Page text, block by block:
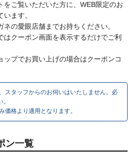
をご覧いただいた方に、WEB限定のお
ます。
の愛眼店舗までお持ちください。
クーポン画面を表示するだけでご利
プでお買い上げの場合はクーポンコ
スタッフからのお伺いはいたしません。必
格より適用となります。
ン⼀覧